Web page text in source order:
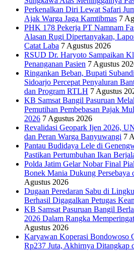
Perkenalkan Diri Lewat Safari
Ajak Warga Jaga Kamtibmas 7
PHK 178 Pekerja PT Namnam
Alasan Rugi Dipertanyakan,
Catat Laba 7 Agustus 2026
RSUD Dr. Haryoto Sampaikan
Penanganan Pasien 7 Agustus
Ringankan Beban, Bupati
Sidoarjo Percepat Penyaluran
dan Program RTLH 7 Agustus
KB Samsat Bangil Pasuruan
Pemutihan Pembebasan Pajak
2026 7 Agustus 2026
Revalidasi Geopark Ijen 2026,
dan Peran Warga Banyuwangi 7
Pantau Budidaya Lele di
Pastikan Pertumbuhan Ikan
Polda Jatim Gelar Nobar Final
Bonek Mania Dukung Persebaya
Agustus 2026
Dugaan Peredaran Sabu di
Berhasil Digagalkan Petugas
KB Samsat Pasuruan Bangil
2026 Dalam Rangka
Agustus 2026
Karyawan Koperasi Bondowoso
Rp237 Juta, Akhirnya Ditangkap